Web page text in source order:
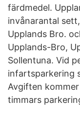
färdmedel.
invånarantal
Upplands Bro.
Upplands-Bro,
Sollentuna. Vid
infartsparkering
Avgiften
timmars